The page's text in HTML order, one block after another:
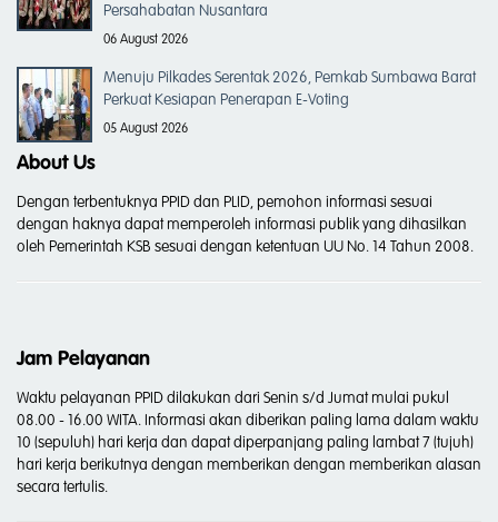
Persahabatan Nusantara
06 August 2026
Menuju Pilkades Serentak 2026, Pemkab Sumbawa Barat
Perkuat Kesiapan Penerapan E-Voting
05 August 2026
About Us
Dengan terbentuknya PPID dan PLID, pemohon informasi sesuai
dengan haknya dapat memperoleh informasi publik yang dihasilkan
oleh Pemerintah KSB sesuai dengan ketentuan UU No. 14 Tahun 2008.
Jam Pelayanan
Waktu pelayanan PPID dilakukan dari Senin s/d Jumat mulai pukul
08.00 - 16.00 WITA. Informasi akan diberikan paling lama dalam waktu
10 (sepuluh) hari kerja dan dapat diperpanjang paling lambat 7 (tujuh)
hari kerja berikutnya dengan memberikan dengan memberikan alasan
secara tertulis.